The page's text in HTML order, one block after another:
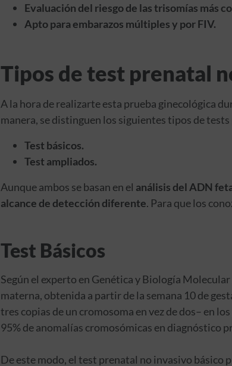
Evaluación del riesgo de las trisomías más
Apto para embarazos múltiples y por FIV.
Tipos de test prenatal
A la hora de realizarte esta prueba ginecológica
manera, se distinguen los siguientes tipos de
Test básicos.
Test ampliados.
Aunque ambos se basan en el análisis del ADN
alcance de detección diferente. Para que los
Test Básicos
Según el experto en Genética y Biología
materna, obtenida a partir de la semana 10 de
tres copias de un cromosoma en vez de dos– en
95% de anomalías cromosómicas en diagnóstico
De este modo, el test prenatal no invasivo básico